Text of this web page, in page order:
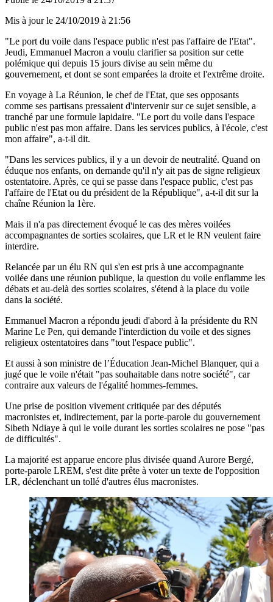
Mis à jour le 24/10/2019 à 21:56
"Le port du voile dans l'espace public n'est pas l'affaire de l'Etat".
Jeudi, Emmanuel Macron a voulu clarifier sa position sur cette
polémique qui depuis 15 jours divise au sein même du
gouvernement, et dont se sont emparées la droite et l'extrême droite.
En voyage à La Réunion, le chef de l'Etat, que ses opposants
comme ses partisans pressaient d'intervenir sur ce sujet sensible, a
tranché par une formule lapidaire. "Le port du voile dans l'espace
public n'est pas mon affaire. Dans les services publics, à l'école, c'est
mon affaire", a-t-il dit.
"Dans les services publics, il y a un devoir de neutralité. Quand on
éduque nos enfants, on demande qu'il n'y ait pas de signe religieux
ostentatoire. Après, ce qui se passe dans l'espace public, c'est pas
l'affaire de l'Etat ou du président de la République", a-t-il dit sur la
chaîne Réunion la 1ère.
Mais il n'a pas directement évoqué le cas des mères voilées
accompagnantes de sorties scolaires, que LR et le RN veulent faire
interdire.
Relancée par un élu RN qui s'en est pris à une accompagnante
voilée dans une réunion publique, la question du voile enflamme les
débats et au-delà des sorties scolaires, s'étend à la place du voile
dans la société.
Emmanuel Macron a répondu jeudi d'abord à la présidente du RN
Marine Le Pen, qui demande l'interdiction du voile et des signes
religieux ostentatoires dans "tout l'espace public".
Et aussi à son ministre de l’Éducation Jean-Michel Blanquer, qui a
jugé que le voile n'était "pas souhaitable dans notre société", car
contraire aux valeurs de l'égalité hommes-femmes.
Une prise de position vivement critiquée par des députés
macronistes et, indirectement, par la porte-parole du gouvernement
Sibeth Ndiaye à qui le voile durant les sorties scolaires ne pose "pas
de difficultés".
La majorité est apparue encore plus divisée quand Aurore Bergé,
porte-parole LREM, s'est dite prête à voter un texte de l'opposition
LR, déclenchant un tollé d'autres élus macronistes.